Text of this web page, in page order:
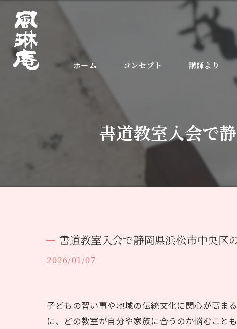
ホーム コンセプト 講師より
書道教室入会で
書道教室入会で静岡県浜松市中央区
2026/01/07
子どもの習い事や地域の伝統文化に関心が高ま
に、どの教室が自分や家族に合うのか悩むこと